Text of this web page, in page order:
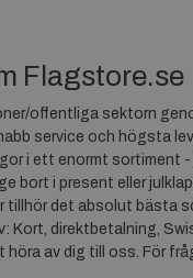
Flagstore.se
offentliga sektorn
service och högsta
i ett enormt sortiment
i present eller
det absolut bästa
direktbetalning,
av dig till oss. För